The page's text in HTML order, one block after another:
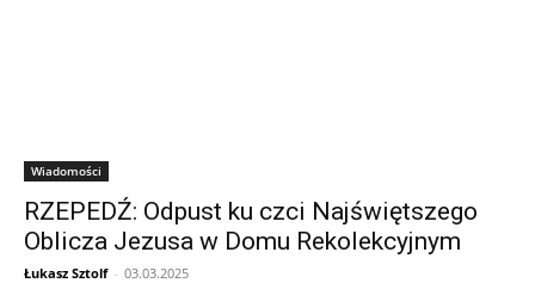
Wiadomości
RZEPEDŹ: Odpust ku czci Najświętszego
Oblicza Jezusa w Domu Rekolekcyjnym
Łukasz Sztolf - 03.03.2025